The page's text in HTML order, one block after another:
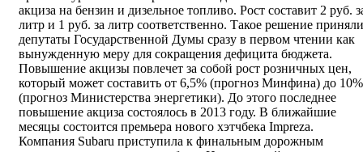
акциза на бензин и дизельное топливо. Рост составит 2 руб.
литр и 1 руб. за литр соответственно. Такое решение приняли
депутаты Государственной Думы сразу в первом чтении как
вынужденную меру для сокращения дефицита бюджета.
Повышение акцизы повлечет за собой рост розничных цен,
который может составить от 6,5% (прогноз Минфина) до 10%
(прогноз Министерства энергетики). До этого последнее
повышение акциза состоялось в 2013 году. В ближайшие
месяцы состоится премьера нового хэтчбека Impreza.
Компания Subaru приступила к финальным дорожным